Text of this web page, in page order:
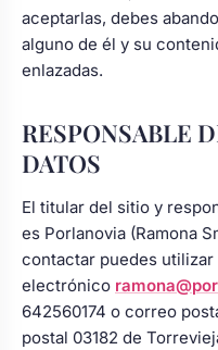
de flores
de novia
boda
Coronas y
para niña
Cruces de
comunión
Cuadros de
personalizados
Juego dominó de
personalizado
Copas personalizadas
Calcetines personalizados
Gemelos Personalizados
Cúpula de cristal
Grabados Láser en Madera
Grabado Láser en Metal
Ver todo
de Navidad
aceptarlas, debes
alguno de él y su
enlazadas.
RESPONSABLE
DATOS
El titular del sitio y
es Porlanovia (Ramona
contactar puedes
electrónico
642560174 o correo
postal 03182 de